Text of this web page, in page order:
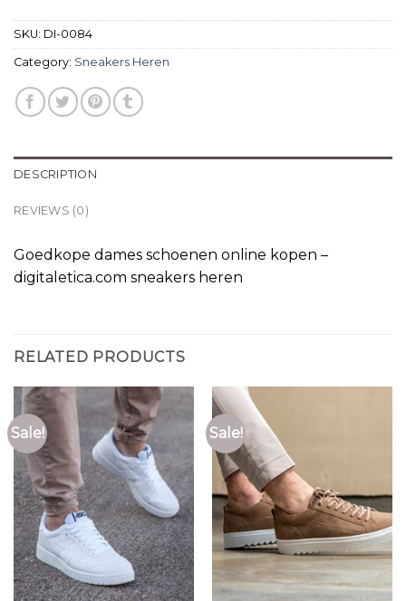
SKU: DI-0084
Category: Sneakers Heren
DESCRIPTION
REVIEWS (0)
Goedkope dames schoenen online kopen –
digitaletica.com sneakers heren
RELATED PRODUCTS
Sale! Sale!